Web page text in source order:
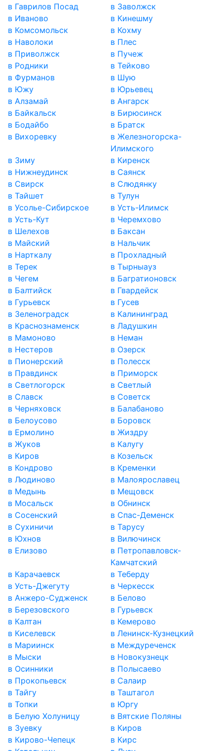
в Гаврилов Посад
в Заволжск
в Иваново
в Кинешму
в Комсомольск
в Кохму
в Наволоки
в Плес
в Приволжск
в Пучеж
в Родники
в Тейково
в Фурманов
в Шую
в Южу
в Юрьевец
в Алзамай
в Ангарск
в Байкальск
в Бирюсинск
в Бодайбо
в Братск
в Вихоревку
в Железногорска-
Илимского
в Зиму
в Киренск
в Нижнеудинск
в Саянск
в Свирск
в Слюдянку
в Тайшет
в Тулун
в Усолье-Сибирское
в Усть-Илимск
в Усть-Кут
в Черемхово
в Шелехов
в Баксан
в Майский
в Нальчик
в Нарткалу
в Прохладный
в Терек
в Тырныауз
в Чегем
в Багратионовск
в Балтийск
в Гвардейск
в Гурьевск
в Гусев
в Зеленоградск
в Калининград
в Краснознаменск
в Ладушкин
в Мамоново
в Неман
в Нестеров
в Озерск
в Пионерский
в Полесск
в Правдинск
в Приморск
в Светлогорск
в Светлый
в Славск
в Советск
в Черняховск
в Балабаново
в Белоусово
в Боровск
в Ермолино
в Жиздру
в Жуков
в Калугу
в Киров
в Козельск
в Кондрово
в Кременки
в Людиново
в Малоярославец
в Медынь
в Мещовск
в Мосальск
в Обнинск
в Сосенский
в Спас-Деменск
в Сухиничи
в Тарусу
в Юхнов
в Вилючинск
в Елизово
в Петропавловск-
Камчатский
в Карачаевск
в Теберду
в Усть-Джегуту
в Черкесск
в Анжеро-Судженск
в Белово
в Березовского
в Гурьевск
в Калтан
в Кемерово
в Киселевск
в Ленинск-Кузнецкий
в Мариинск
в Междуреченск
в Мыски
в Новокузнецк
в Осинники
в Полысаево
в Прокопьевск
в Салаир
в Тайгу
в Таштагол
в Топки
в Юргу
в Белую Холуницу
в Вятские Поляны
в Зуевку
в Киров
в Кирово-Чепецк
в Кирс